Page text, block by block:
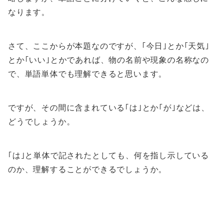
なります。
さて、ここからが本題なのですが、｢今日｣とか｢天気｣
とか｢いい｣とかであれば、物の名前や現象の名称なの
で、単語単体でも理解できると思います。
ですが、その間に含まれている｢は｣とか｢が｣などは、
どうでしょうか。
｢は｣と単体で記されたとしても、何を指し示している
のか、理解することができるでしょうか。